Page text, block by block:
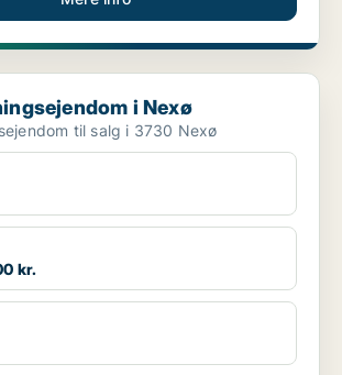
i Nexø
i Nexø
til salg i 3730 Nexø
kr.